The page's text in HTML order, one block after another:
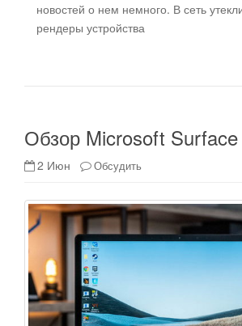
новостей о нем немного. В сеть
рендеры устройства
Обзор Microsoft
2 Июн Обсудить